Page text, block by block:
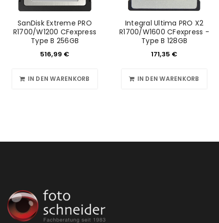
SanDisk Extreme PRO
R1700/W1200 CFexpress
Type B 256GB
516,99 €
IN DEN WARENKORB
Integral Ultima PRO X2
R1700/W1600 CFexpress -
Type B 128GB
171,35 €
IN DEN WARENKORB